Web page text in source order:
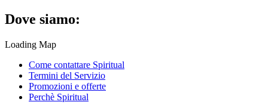
Dove siamo:
Loading Map
Come contattare Spiritual
Termini del Servizio
Promozioni e offerte
Perchè Spiritual